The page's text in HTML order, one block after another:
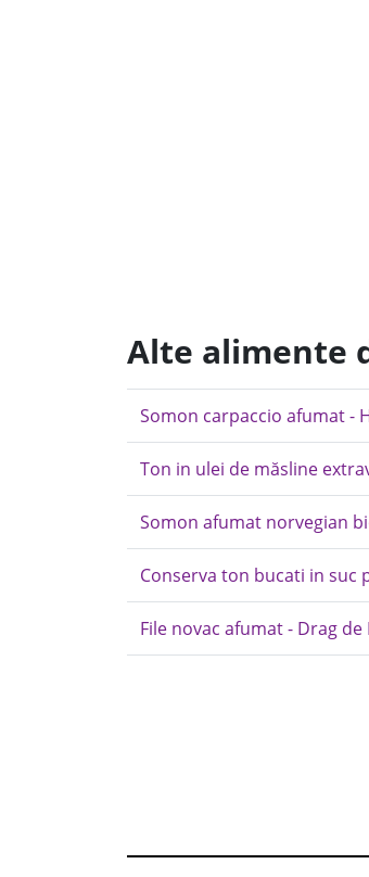
Alte alimente
Somon carpaccio afumat -
Ton in ulei de măsline
Somon afumat norvegian
Conserva ton bucati in suc
File novac afumat - Drag de